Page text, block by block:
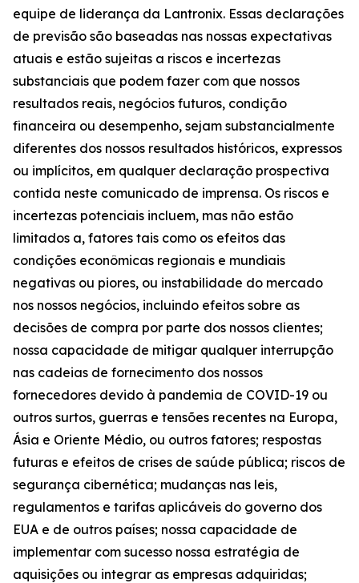
equipe de liderança da Lantronix. Essas declarações
de previsão são baseadas nas nossas expectativas
atuais e estão sujeitas a riscos e incertezas
substanciais que podem fazer com que nossos
resultados reais, negócios futuros, condição
financeira ou desempenho, sejam substancialmente
diferentes dos nossos resultados históricos, expressos
ou implícitos, em qualquer declaração prospectiva
contida neste comunicado de imprensa. Os riscos e
incertezas potenciais incluem, mas não estão
limitados a, fatores tais como os efeitos das
condições econômicas regionais e mundiais
negativas ou piores, ou instabilidade do mercado
nos nossos negócios, incluindo efeitos sobre as
decisões de compra por parte dos nossos clientes;
nossa capacidade de mitigar qualquer interrupção
nas cadeias de fornecimento dos nossos
fornecedores devido à pandemia de COVID-19 ou
outros surtos, guerras e tensões recentes na Europa,
Ásia e Oriente Médio, ou outros fatores; respostas
futuras e efeitos de crises de saúde pública; riscos de
segurança cibernética; mudanças nas leis,
regulamentos e tarifas aplicáveis do governo dos
EUA e de outros países; nossa capacidade de
implementar com sucesso nossa estratégia de
aquisições ou integrar as empresas adquiridas;